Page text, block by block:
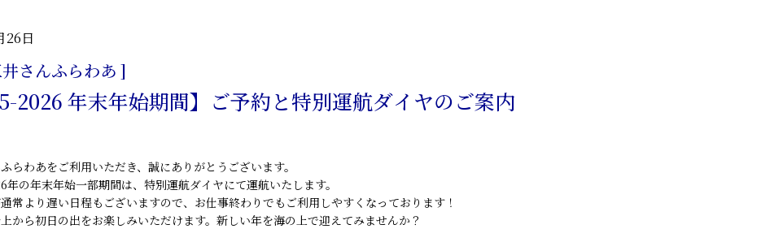
26日
さんふらわあ ]
2026 年末年始期間】ご予約と特別運航ダイヤのご案内
らわあをご利用いただき、誠にありがとうございます。
年の年末年始一部期間は、 特別運航ダイヤにて運航いたします。
常より遅い日程もございますので、お仕事終わりでもご利用しやすくなっております！
から初日の出をお楽しみいただけます。新しい年を海の上で迎えてみませんか？